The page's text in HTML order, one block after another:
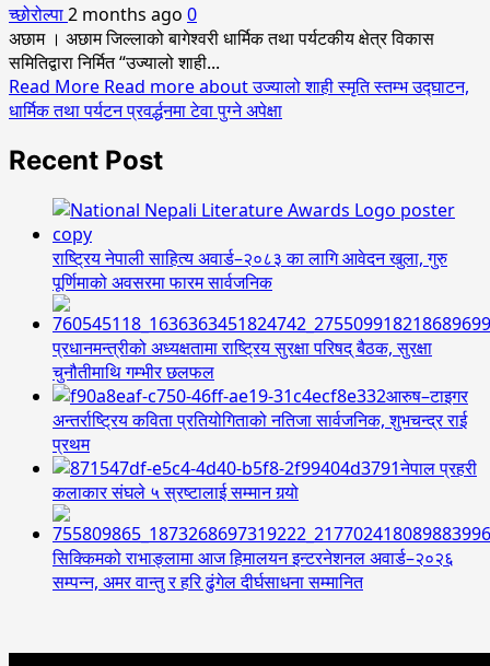
च्छोरोल्पा2 months ago 0
अछाम । अछाम जिल्लाको बागेश्वरी धार्मिक तथा पर्यटकीय क्षेत्र विकास
समितिद्वारा निर्मित “उज्यालो शाही...
Read More Read more about उज्यालो शाही स्मृति स्तम्भ उद्घाटन,
धार्मिक तथा पर्यटन प्रवर्द्धनमा टेवा पुग्ने अपेक्षा
Recent Post
राष्ट्रिय नेपाली साहित्य अवार्ड–२०८३ का लागि आवेदन खुला, गुरु
पूर्णिमाको अवसरमा फारम सार्वजनिक
प्रधानमन्त्रीको अध्यक्षतामा राष्ट्रिय सुरक्षा परिषद् बैठक, सुरक्षा
चुनौतीमाथि गम्भीर छलफल
आरुष–टाइगर
अन्तर्राष्ट्रिय कविता प्रतियोगिताको नतिजा सार्वजनिक, शुभचन्द्र राई
प्रथम
नेपाल प्रहरी
कलाकार संघले ५ स्रष्टालाई सम्मान गर्‍यो
सिक्किमको राभाङ्लामा आज हिमालयन इन्टरनेशनल अवार्ड–२०२६
सम्पन्न, अमर वान्तु र हरि ढुंगेल दीर्घसाधना सम्मानित